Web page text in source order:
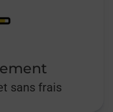
sans frais